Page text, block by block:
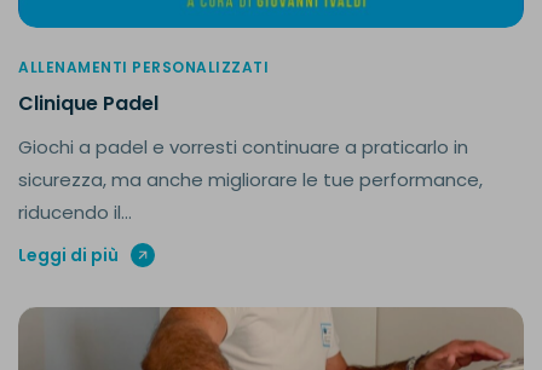
ALLENAMENTI PERSONALIZZATI
Clinique Padel
Giochi a padel e vorresti continuare a praticarlo in
sicurezza, ma anche migliorare le tue performance,
riducendo il...
Leggi di più